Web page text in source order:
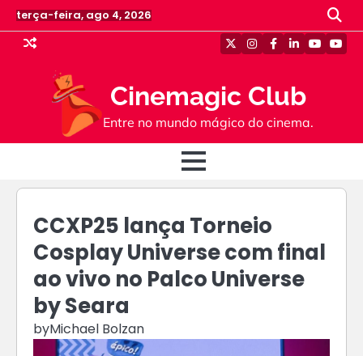
Skip
to
content
terça-feira, ago 4, 2026
Cinemagic Club
Entre no mundo mágico do cinema.
TwitterInstagram
Facebook
Linkedin
Youtube
CCXP25 lança Torneio
Cosplay Universe com final
ao vivo no Palco Universe
by Seara
byMichael Bolzan